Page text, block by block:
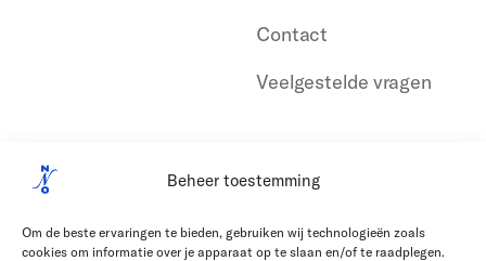
Beheer toestemming
Om de beste ervaringen te bieden, gebruiken wij technologieën zoals
cookies om informatie over je apparaat op te slaan en/of te raadplegen.
Contact
Veelgestelde vragen